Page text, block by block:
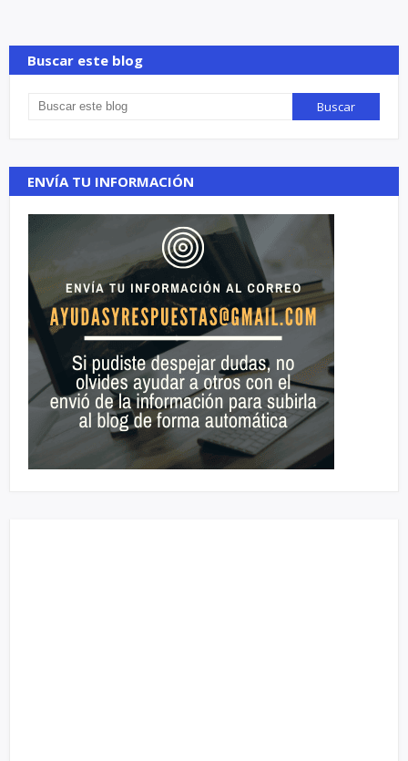
Buscar este blog
ENVÍA TU INFORMACIÓN